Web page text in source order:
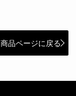
商品ページに戻る